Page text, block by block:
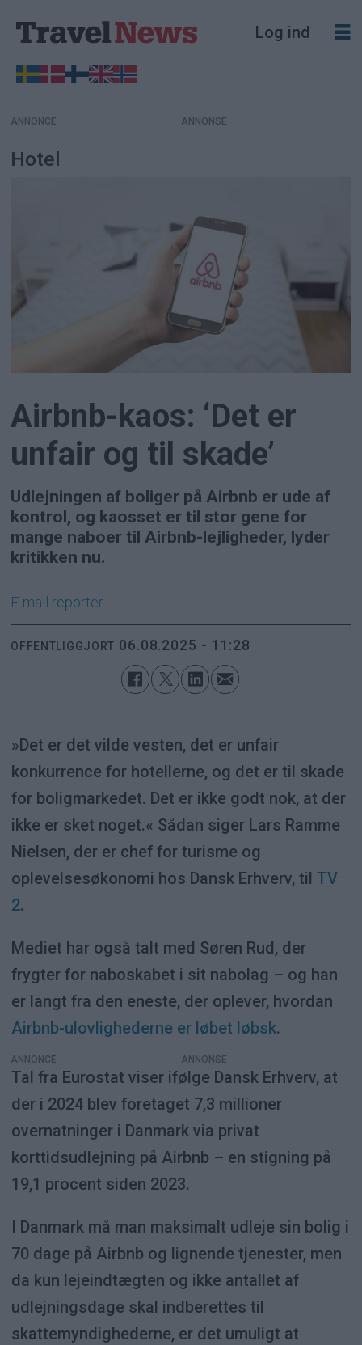
Log ind
ANNONCE
Hotel
Airbnb-kaos: ‘Det er
unfair og til skade’
Udlejningen af boliger på Airbnb er ude af
kontrol, og kaosset er til stor gene for
mange naboer til Airbnb-lejligheder, lyder
kritikken nu.
E-mail reporter
OFFENTLIGGJORT 06.08.2025 - 11:28
»Det er det vilde vesten, det er unfair
konkurrence for hotellerne, og det er til skade
for boligmarkedet. Det er ikke godt nok, at der
ikke er sket noget.« Sådan siger Lars Ramme
Nielsen, der er chef for turisme og
oplevelsesøkonomi hos Dansk Erhverv, til TV
2.
Mediet har også talt med Søren Rud, der
frygter for naboskabet i sit nabolag – og han
er langt fra den eneste, der oplever, hvordan
Airbnb-ulovlighederne er løbet løbsk.
ANNONCE
Tal fra Eurostat viser ifølge Dansk Erhverv, at
der i 2024 blev foretaget 7,3 millioner
overnatninger i Danmark via privat
korttidsudlejning på Airbnb – en stigning på
19,1 procent siden 2023.
I Danmark må man maksimalt udleje sin bolig i
70 dage på Airbnb og lignende tjenester, men
da kun lejeindtægten og ikke antallet af
udlejningsdage skal indberettes til
skattemyndighederne, er det umuligt at